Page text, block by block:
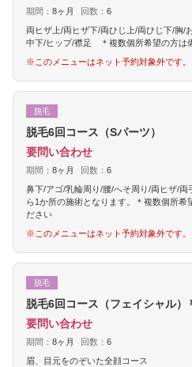
期間： 8ヶ月 回数： 6
両ヒザ上/両ヒザ下/両ひじ上/両ひじ下/胸/
中下/ヒップ/襟足 ＊複数個所希望の方は
※このメニューはネット予約対象外です。
脱毛
脱毛6回コース（Sパーツ）
要問い合わせ
期間： 8ヶ月 回数： 6
鼻下/アゴ/乳輪周り/腰/へそ周り/両ヒザ/
ら1か所の施術となります。＊複数個所希
ださい
※このメニューはネット予約対象外です。
脱毛
脱毛6回コース（フェイシャル）
要問い合わせ
期間： 8ヶ月 回数： 6
眉、目元をのぞいた全顔コース